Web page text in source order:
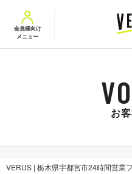
会員様向け
メニュー
お
VERUS | 栃木県宇都宮市24時間営業